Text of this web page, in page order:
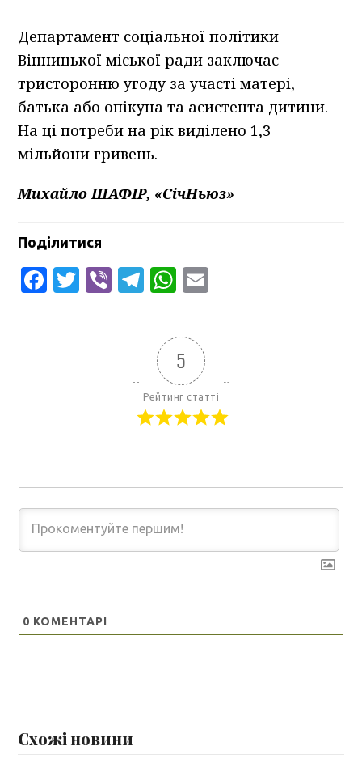
Департамент соціальної політики
Вінницької міської ради заключає
тристоронню угоду за участі матері,
батька або опікуна та асистента дитини.
На ці потреби на рік виділено 1,3
мільйони гривень.
Михайло ШАФІР, «СічНьюз»
Поділитися
Facebook
Twitter
ViberTelegram
WhatsApp
5
Рейтинг статті
0 КОМЕНТАРІ
Схожі новини